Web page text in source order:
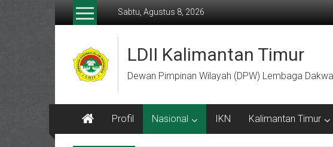
Lompat
Sabtu, Agustus 8, 2026
LDII Kalimantan Timur
Dewan Pimpinan Wilayah (DPW) Lembaga
Profil Nasional IKN Kalimantan Timur